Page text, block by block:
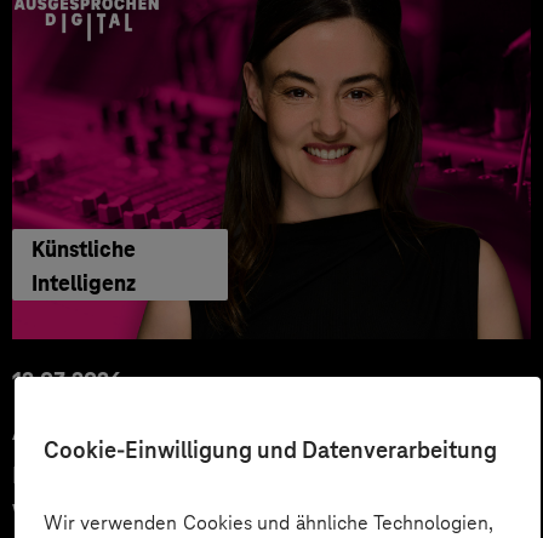
Cookie-Einwilligung und Datenverarbeitung
Wir verwenden Cookies und ähnliche Technologien,
Künstliche
Intelligenz
12.03.2026
Automatisiert gedacht,
menschlich gewünscht: Die
Wahrheit über KI im Kundendialog